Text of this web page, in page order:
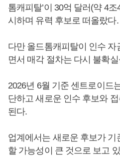
톰캐피탈’이 30억 달러(약 4
시하며 유력 후보로 떠올랐다.
다만 올드톰캐피탈이 인수
면서 매각 절차는 다시 불확
2026년 6월 기준 센트로이드
단하고 새로운 인수 후보와
된다.
업계에서는 새로운 후보가 기
할 가능성이 큰 것으로 보고